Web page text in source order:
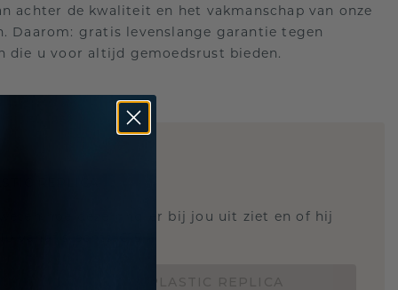
achter de kwaliteit en het vakmanschap van onze
Daarom: gratis levenslange garantie tegen
die u voor altijd gemoedsrust bieden.
hoe deze ring er bij jou uit ziet en of hij